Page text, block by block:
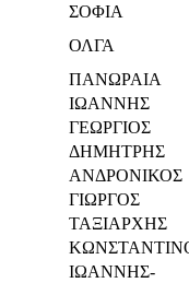
ΣΟΦΙΑ
ΟΛΓΑ
ΠΑΝΩΡΑΙΑ
ΙΩΑΝΝΗΣ
ΓΕΩΡΓΙΟΣ
ΔΗΜΗΤΡΗΣ
ΑΝΔΡΟΝΙΚΟΣ
ΓΙΩΡΓΟΣ
ΤΑΞΙΑΡΧΗΣ
ΙΩΑΝΝΗΣ-